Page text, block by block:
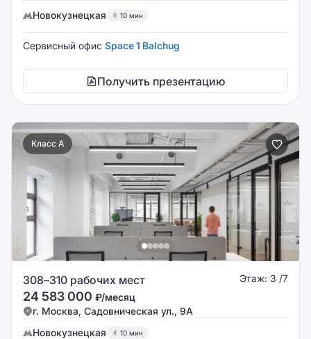
Новокузнецкая
10 мин
Сервисный офис Space 1 Balchug
Получить презентацию
Класс A
308–310 рабочих мест Этаж: 3 /7
24 583 000 ₽/месяц
г. Москва, Садовническая ул., 9А
Новокузнецкая
10 мин